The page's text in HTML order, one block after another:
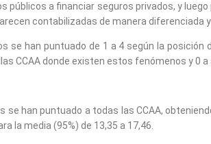
públicos a financiar seguros privados, y
contabilizadas de manera
se han puntuado de 1 a 4 según la
CCAA donde existen estos fenómenos y 0
se han puntuado a todas las CCAA,
la media (95%) de 13,35 a 17,46.